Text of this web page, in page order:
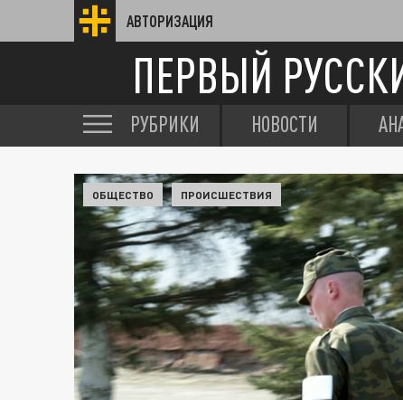
АВТОРИЗАЦИЯ
ПЕРВЫЙ
РУБРИКИ НОВОСТИ
ОБЩЕСТВО ПРОИСШЕСТВИЯ